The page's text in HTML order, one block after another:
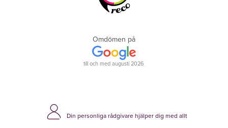
Omdömen på
till och med augusti 2026
Din personliga rådgivare hjälper dig med allt